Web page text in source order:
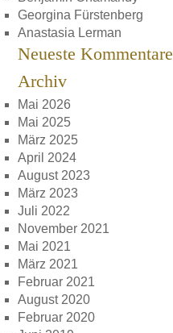
Georgina Fürstenberg
Anastasia Lerman
Neueste Kommentare
Archiv
Mai 2026
Mai 2025
März 2025
April 2024
August 2023
März 2023
Juli 2022
November 2021
Mai 2021
März 2021
Februar 2021
August 2020
Februar 2020